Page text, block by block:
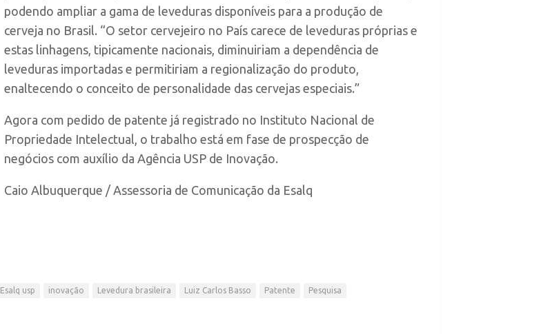
podendo ampliar a gama de leveduras disponíveis para a produção de
cerveja no Brasil. “O setor cervejeiro no País carece de leveduras próprias e
estas linhagens, tipicamente nacionais, diminuiriam a dependência de
leveduras importadas e permitiriam a regionalização do produto,
enaltecendo o conceito de personalidade das cervejas especiais.”
Agora com pedido de patente já registrado no Instituto Nacional de
Propriedade Intelectual, o trabalho está em fase de prospecção de
negócios com auxílio da Agência USP de Inovação.
Caio Albuquerque / Assessoria de Comunicação da Esalq
Esalq usp inovação Levedura brasileira Luiz Carlos Basso Patente Pesquisa